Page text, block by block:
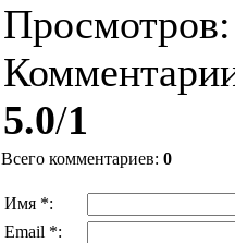
Просмотров
5.0/1
Всего комментариев: 0
Имя *:
Email *: